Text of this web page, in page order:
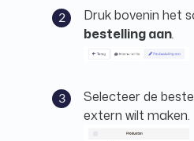
Druk bovenin het
bestelling aan.
Selecteer de
extern wilt maken.